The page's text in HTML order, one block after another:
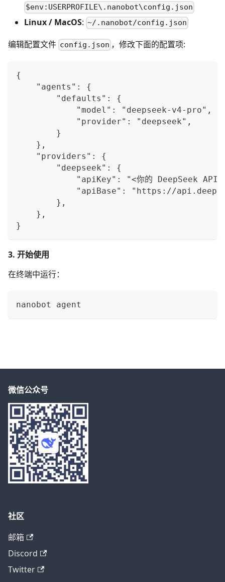
$env:USERPROFILE\.nanobot\config.json
Linux / MacOS: ~/.nanobot/config.json
编辑配置文件 config.json ，修改下面的配置项:
{
    "agents": {
        "defaults": {
            "model": "deepseek-v4-pro",
            "provider": "deepseek",
        }
    },
    "providers": {
        "deepseek": {
"apiKey": "<你的 DeepSeek API
"apiBase": "https://
        },
    },
}
3. 开始使用
在终端中运行：
nanobot agent
微信公众号
社区
邮箱
Discord
Twitter